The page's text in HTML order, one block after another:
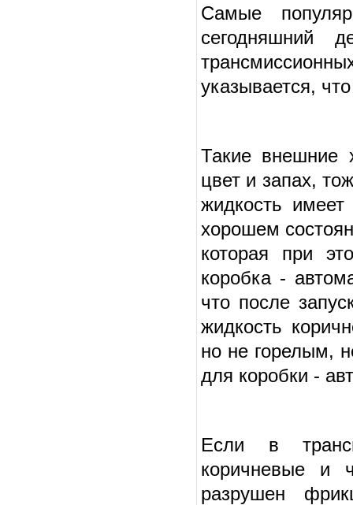
Самые
указывается,
Такие внешние
цвет и запах,
жидкость имеет
хорошем
которая при
коробка -
что после
жидкость
но не горелым,
для коробки -
Если в
коричневые и
разрушен